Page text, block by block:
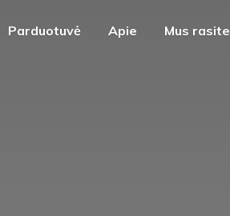
Parduotuvė Apie Mus rasite